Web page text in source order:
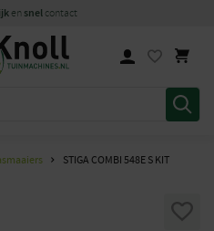
kennis van zaken
in Staphorst
en snel contact
STIGA COMBI 548E S KIT